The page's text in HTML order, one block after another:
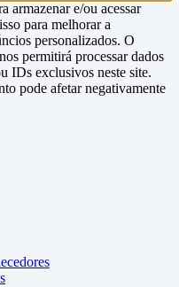
armazenar e/ou acessar
para melhorar a
personalizados. O
permitirá processar dados
IDs exclusivos neste site.
pode afetar negativamente